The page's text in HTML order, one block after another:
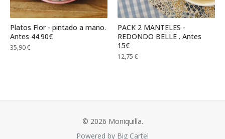
Platos Flor - pintado a mano.
Antes 44.90€
35,90€
PACK 2 MANTELES -
REDONDO BELLE . Antes
15€
12,75 €
© 2026 Moniquilla.
Powered by Big Cartel